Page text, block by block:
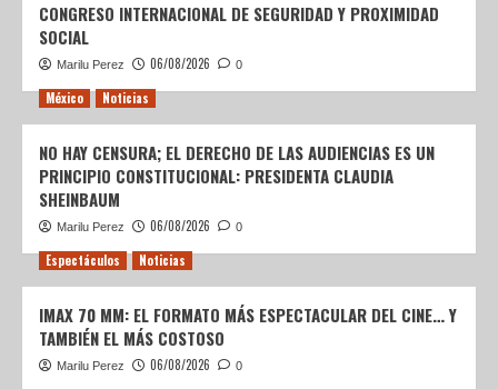
CONGRESO INTERNACIONAL DE SEGURIDAD Y PROXIMIDAD
SOCIAL
Marilu Perez 06/08/2026 0
México Noticias
NO HAY CENSURA; EL DERECHO DE LAS AUDIENCIAS ES UN
PRINCIPIO CONSTITUCIONAL: PRESIDENTA CLAUDIA
SHEINBAUM
Marilu Perez 06/08/2026 0
Espectáculos Noticias
IMAX 70 MM: EL FORMATO MÁS ESPECTACULAR DEL CINE… Y
TAMBIÉN EL MÁS COSTOSO
Marilu Perez 06/08/2026 0